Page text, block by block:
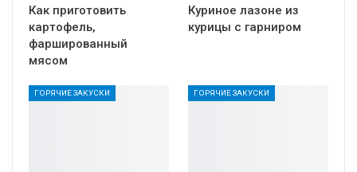
Как приготовить
картофель,
фаршированный
мясом
Куриное лазоне из
курицы с гарниром
ГОРЯЧИЕ ЗАКУСКИ ГОРЯЧИЕ ЗАКУСКИ